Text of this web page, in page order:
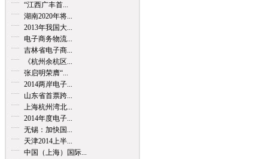
“江西广丰首...
湖南2020年将...
2013年我国大...
电子商务物流...
吉林省电子商...
《杭州余杭区...
张启明荣膺“...
2014两岸电子...
山东省首票跨...
上海杭州湾北...
2014年度电子...
无锡：加快国...
天津2014上半...
中国（上海）国际...